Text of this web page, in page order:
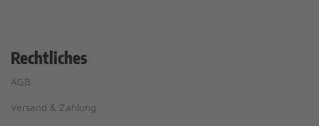
Rechtliches
AGB
Versand & Zahlung